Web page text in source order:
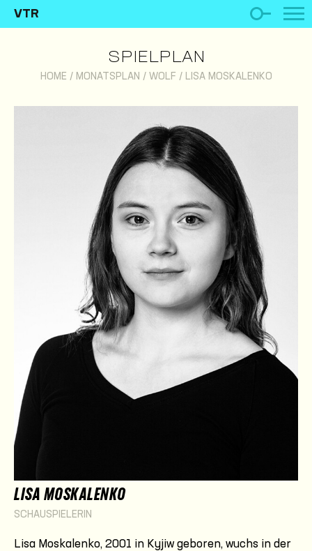
VTR
SPIELPLAN
HOME / MONATSPLAN / WOLF / LISA MOSKALENKO
LISA MOSKALENKO
SCHAUSPIELERIN
Lisa Moskalenko, 2001 in Kyjiw geboren, wuchs in der